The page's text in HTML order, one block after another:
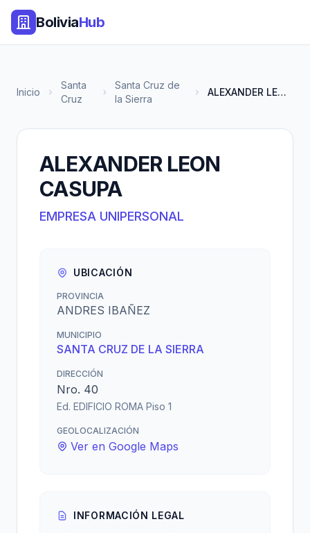
BoliviaHub
Inicio
Santa
Cruz
Santa Cruz de
la Sierra
ALEXANDER LEON CASUPA
ALEXANDER LEON
CASUPA
EMPRESA UNIPERSONAL
UBICACIÓN
PROVINCIA
ANDRES IBAÑEZ
MUNICIPIO
SANTA CRUZ DE LA SIERRA
DIRECCIÓN
Nro. 40
Ed. EDIFICIO ROMA Piso 1
GEOLOCALIZACIÓN
Ver en Google Maps
INFORMACIÓN LEGAL